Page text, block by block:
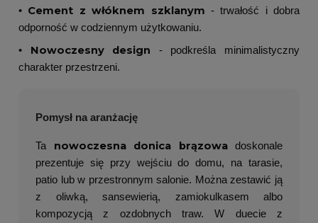
• Cement z włóknem szklanym - trwałość i dobra
odporność w codziennym użytkowaniu.
• Nowoczesny design - podkreśla minimalistyczny
charakter przestrzeni.
Pomysł na aranżację
Ta nowoczesna donica brązowadoskonale
prezentuje się przy wejściu do domu, na tarasie,
patio lub w przestronnym salonie. Można zestawić ją
z oliwką, sansewierią, zamiokulkasem albo
kompozycją z ozdobnych traw. W duecie z